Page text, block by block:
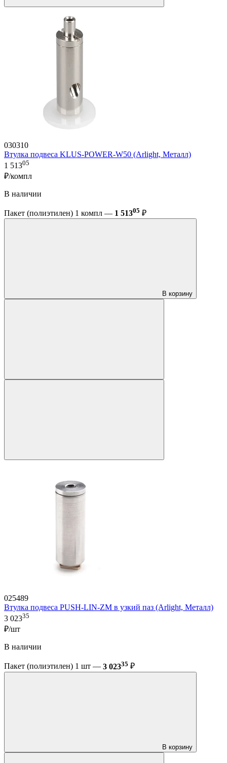
030310
Втулка подвеса KLUS-POWER-W50 (Arlight, Металл)
1 51305
₽/компл
В наличии
Пакет (полиэтилен) 1 компл — 1 51305 ₽
В корзину
025489
Втулка подвеса PUSH-LIN-ZM в узкий паз (Arlight, Металл)
3 02335
₽/шт
В наличии
Пакет (полиэтилен) 1 шт — 3 02335 ₽
В корзину